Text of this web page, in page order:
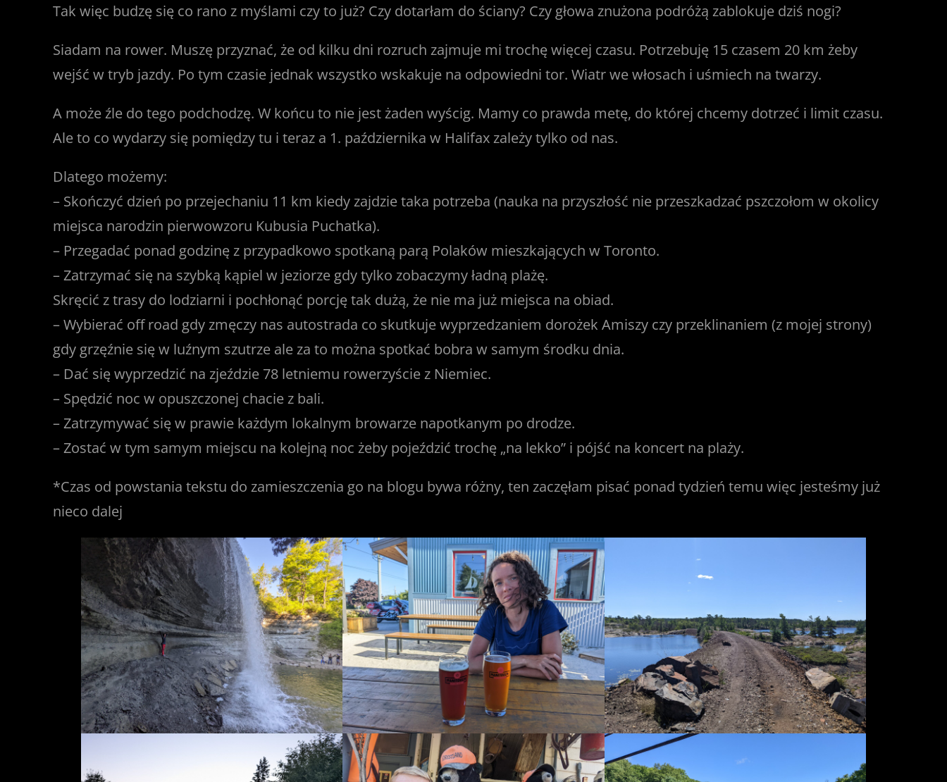
Tak więc budzę się co rano z myślami czy to już? Czy dotarłam do ściany? Czy głowa znużona podróżą zablokuje dziś nogi?
Siadam na rower. Muszę przyznać, że od kilku dni rozruch zajmuje mi trochę więcej czasu. Potrzebuję 15 czasem 20 km żeby
wejść w tryb jazdy. Po tym czasie jednak wszystko wskakuje na odpowiedni tor. Wiatr we włosach i uśmiech na twarzy.
A może źle do tego podchodzę. W końcu to nie jest żaden wyścig. Mamy co prawda metę, do której chcemy dotrzeć i limit czasu.
Ale to co wydarzy się pomiędzy tu i teraz a 1. października w Halifax zależy tylko od nas.
Dlatego możemy:
– Skończyć dzień po przejechaniu 11 km kiedy zajdzie taka potrzeba (nauka na przyszłość nie przeszkadzać pszczołom w okolicy
miejsca narodzin pierwowzoru Kubusia Puchatka).
– Przegadać ponad godzinę z przypadkowo spotkaną parą Polaków mieszkających w Toronto.
– Zatrzymać się na szybką kąpiel w jeziorze gdy tylko zobaczymy ładną plażę.
Skręcić z trasy do lodziarni i pochłonąć porcję tak dużą, że nie ma już miejsca na obiad.
– Wybierać off road gdy zmęczy nas autostrada co skutkuje wyprzedzaniem dorożek Amiszy czy przeklinaniem (z mojej strony)
gdy grzęźnie się w luźnym szutrze ale za to można spotkać bobra w samym środku dnia.
– Dać się wyprzedzić na zjeździe 78 letniemu rowerzyście z Niemiec.
– Spędzić noc w opuszczonej chacie z bali.
– Zatrzymywać się w prawie każdym lokalnym browarze napotkanym po drodze.
– Zostać w tym samym miejscu na kolejną noc żeby pojeździć trochę „na lekko” i pójść na koncert na plaży.
*Czas od powstania tekstu do zamieszczenia go na blogu bywa różny, ten zaczęłam pisać ponad tydzień temu więc jesteśmy już
nieco dalej